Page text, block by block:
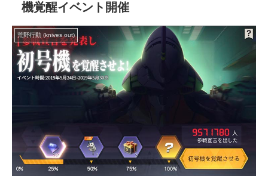
機覚醒イベント開催
荒野行動 (knives out)